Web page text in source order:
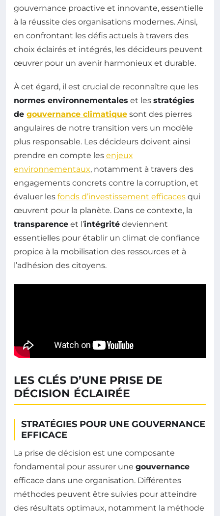
gouvernance proactive et innovante, essentielle
à la réussite des organisations modernes. Ainsi,
en confrontant les défis actuels à travers des
choix éclairés et intégrés, les décideurs peuvent
œuvrer pour un avenir harmonieux et durable.
À cet égard, il est crucial de reconnaître que les
normes environnementales et les stratégies
de gouvernance climatique sont des pierres
angulaires de notre transition vers un modèle
plus responsable. Les décideurs doivent ainsi
prendre en compte les enjeux
environnementaux, notamment à travers des
engagements concrets contre la corruption, et
évaluer les fonds d’investissement efficaces qui
œuvrent pour la planète. Dans ce contexte, la
transparence et l’intégrité deviennent
essentielles pour établir un climat de confiance
propice à la mobilisation des ressources et à
l’adhésion des citoyens.
LES CLÉS D’UNE PRISE DE
DÉCISION ÉCLAIRÉE
STRATÉGIES POUR UNE GOUVERNANCE
EFFICACE
La prise de décision est une composante
fondamental pour assurer une gouvernance
efficace dans une organisation. Différentes
méthodes peuvent être suivies pour atteindre
des résultats optimaux, notamment la méthode